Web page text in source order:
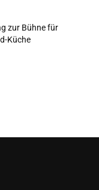
zur Bühne für
Küche